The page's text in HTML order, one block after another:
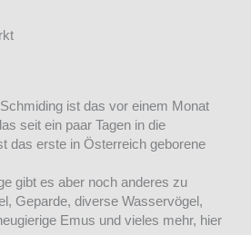
ist das vor einem Monat
seit ein paar Tagen in die
das erste in Österreich geborene
gibt es aber noch anderes zu
Geparde, diverse Wasservögel,
Emus und vieles mehr, hier